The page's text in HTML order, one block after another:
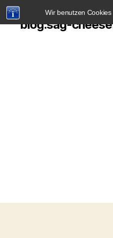
Wir benutzen
blog.sag-